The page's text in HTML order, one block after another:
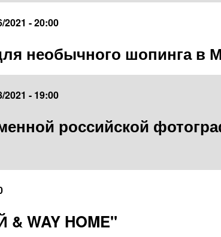
2021 - 20:00
необычного шопинга в
2021 - 19:00
российской
WAY HOME"